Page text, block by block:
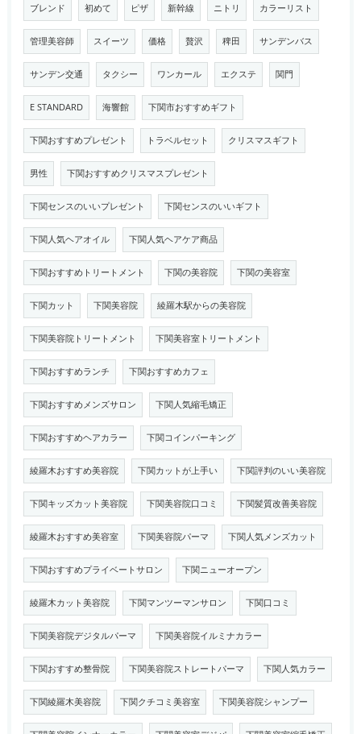
ブレンド 初めて ピザ 新幹線 ニトリ カラーリスト
管理美容師 スイーツ 価格 贅沢 稗田 サンデンバス
サンデン交通 タクシー ワンカール エクステ 関門
E STANDARD 海響館 下関市おすすめギフト
下関おすすめプレゼント トラベルセット クリスマスギフト
男性 下関おすすめクリスマスプレゼント
下関センスのいいプレゼント 下関センスのいいギフト
下関人気ヘアオイル 下関人気ヘアケア商品
下関おすすめトリートメント 下関の美容院 下関の美容室
下関カット 下関美容院 綾羅木駅からの美容院
下関美容院トリートメント 下関美容室トリートメント
下関おすすめランチ 下関おすすめカフェ
下関おすすめメンズサロン 下関人気縮毛矯正
下関おすすめヘアカラー 下関コインパーキング
綾羅木おすすめ美容院 下関カットが上手い 下関評判のいい美容院
下関キッズカット美容院 下関美容院口コミ 下関髪質改善美容院
綾羅木おすすめ美容室 下関美容院パーマ 下関人気メンズカット
下関おすすめプライベートサロン 下関ニューオープン
綾羅木カット美容院 下関マンツーマンサロン 下関口コミ
下関美容院デジタルパーマ 下関美容院イルミナカラー
下関おすすめ整骨院 下関美容院ストレートパーマ 下関人気カラー
下関綾羅木美容院 下関クチコミ美容室 下関美容院シャンプー